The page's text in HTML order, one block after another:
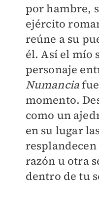
por hambre,
ejército
reúne a su
él. Así el mío
personaje
Numancia
momento.
como un
en su lugar
razón u otra
dentro de tu